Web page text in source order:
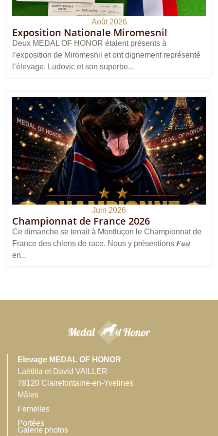
Août 2026
Exposition Nationale Miromesnil
Deux MEDAL OF HONOR étaient présents à
l’exposition de Miromesnil et ont dignement représenté
l’élevage. Ludovic et son superbe...
Juin 2026
Championnat de France 2026
Ce dimanche se tenait à Montluçon le Championnat de
France des chiens de race. Nous y présentions 𝑭𝒂𝒔𝒕
en...
Elevage MEDAL OF HONOR
Laëtitia et David VAILLER
78120 Clairefontaine-en-Yvelines
Mâles
Femelles
Portées
Galerie photos